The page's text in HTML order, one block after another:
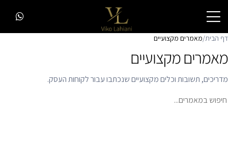
דף הבית/מאמרים מקצועיים
מאמרים מקצועיים
מדריכים, תשובות וכלים מקצועיים שנכתבו עבור לקוחות העסק.